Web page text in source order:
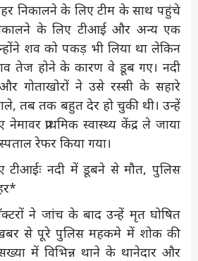
निकालने के लिए टीम के साथ पहुंचे
के लिए टीआई और अन्य एक
शव को पकड़ भी लिया था लेकिन
तेज होने के कारण वे डूब गए। नदी
गोताखोरों ने उसे रस्सी के सहारे
तब तक बहुत देर हो चुकी थी। उन्हें
प्राथमिक स्वास्थ्य केंद्र ले जाया
रेफर किया गया।
टीआईः नदी में डूबने से मौत, पुलिस
ने जांच के बाद उन्हें मृत घोषित
से पूरे पुलिस महकमे में शोक की
में विभिन्न थाने के थानेदार और